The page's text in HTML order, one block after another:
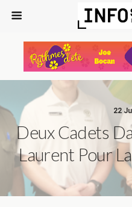
22
Deux Cadets
Laurent Pour